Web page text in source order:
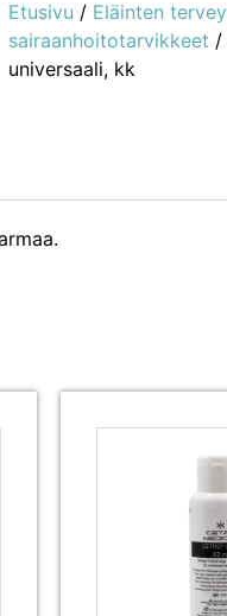
Etusivu / Eläinten
sairaanhoitotarvikkeet /
universaali, kk